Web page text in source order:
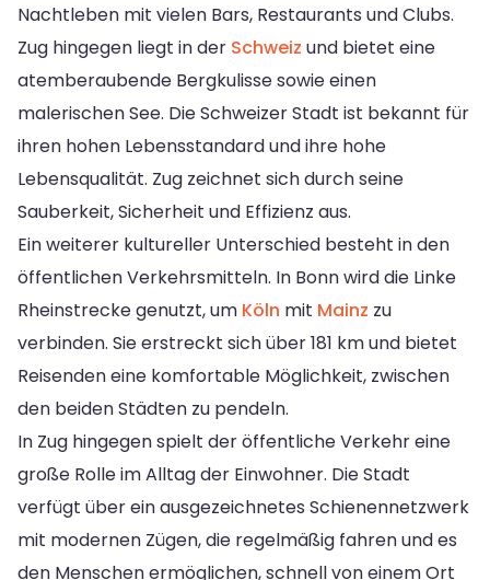
Nachtleben mit vielen Bars, Restaurants und Clubs.
Zug hingegen liegt in der Schweiz und bietet eine
atemberaubende Bergkulisse sowie einen
malerischen See. Die Schweizer Stadt ist bekannt für
ihren hohen Lebensstandard und ihre hohe
Lebensqualität. Zug zeichnet sich durch seine
Sauberkeit, Sicherheit und Effizienz aus.
Ein weiterer kultureller Unterschied besteht in den
öffentlichen Verkehrsmitteln. In Bonn wird die Linke
Rheinstrecke genutzt, um Köln mit Mainz zu
verbinden. Sie erstreckt sich über 181 km und bietet
Reisenden eine komfortable Möglichkeit, zwischen
den beiden Städten zu pendeln.
In Zug hingegen spielt der öffentliche Verkehr eine
große Rolle im Alltag der Einwohner. Die Stadt
verfügt über ein ausgezeichnetes Schienennetzwerk
mit modernen Zügen, die regelmäßig fahren und es
den Menschen ermöglichen, schnell von einem Ort